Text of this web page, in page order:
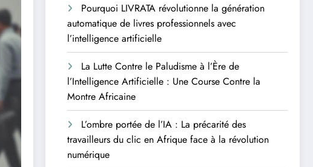
Pourquoi LIVRATA révolutionne la génération
automatique de livres professionnels avec
l’intelligence artificielle
La Lutte Contre le Paludisme à l’Ère de
l’Intelligence Artificielle : Une Course Contre la
Montre Africaine
L’ombre portée de l’IA : La précarité des
travailleurs du clic en Afrique face à la révolution
numérique